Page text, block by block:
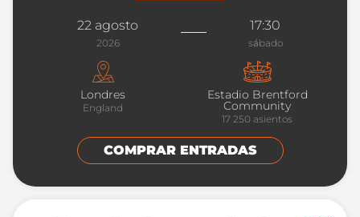
22 agosto
2026
17:30
sábado
Londres
England
Estadio Brentford
Community
17 250 asientos
COMPRAR ENTRADAS